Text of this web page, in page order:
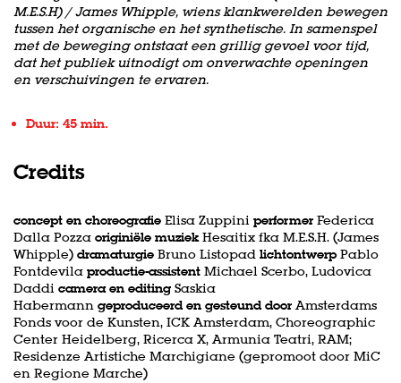
M.E.S.H) / James Whipple, wiens klankwerelden bewegen
tussen het organische en het synthetische. In samenspel
met de beweging ontstaat een grillig gevoel voor tijd,
dat het publiek uitnodigt om onverwachte openingen
en verschuivingen te ervaren.
Duur: 45 min.
Credits
concept en choreografie Elisa Zuppini performer Federica
Dalla Pozza originiële muziekHesaitix fka M.E.S.H. (James
Whipple) dramaturgie Bruno Listopad lichtontwerpPablo
Fontdevila productie-assistent Michael Scerbo, Ludovica
Daddi camera en editing Saskia
Habermann geproduceerd en gesteund doorAmsterdams
Fonds voor de Kunsten, ICK Amsterdam, Choreographic
Center Heidelberg, Ricerca X, Armunia Teatri, RAM;
Residenze Artistiche Marchigiane (gepromoot door MiC
en Regione Marche)